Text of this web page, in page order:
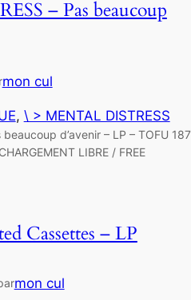
– Pas beaucoup
mon cul
, \ > MENTAL DISTRESS
beaucoup d’avenir – LP – TOFU
LIBRE / FREE
Cassettes – LP
mon cul